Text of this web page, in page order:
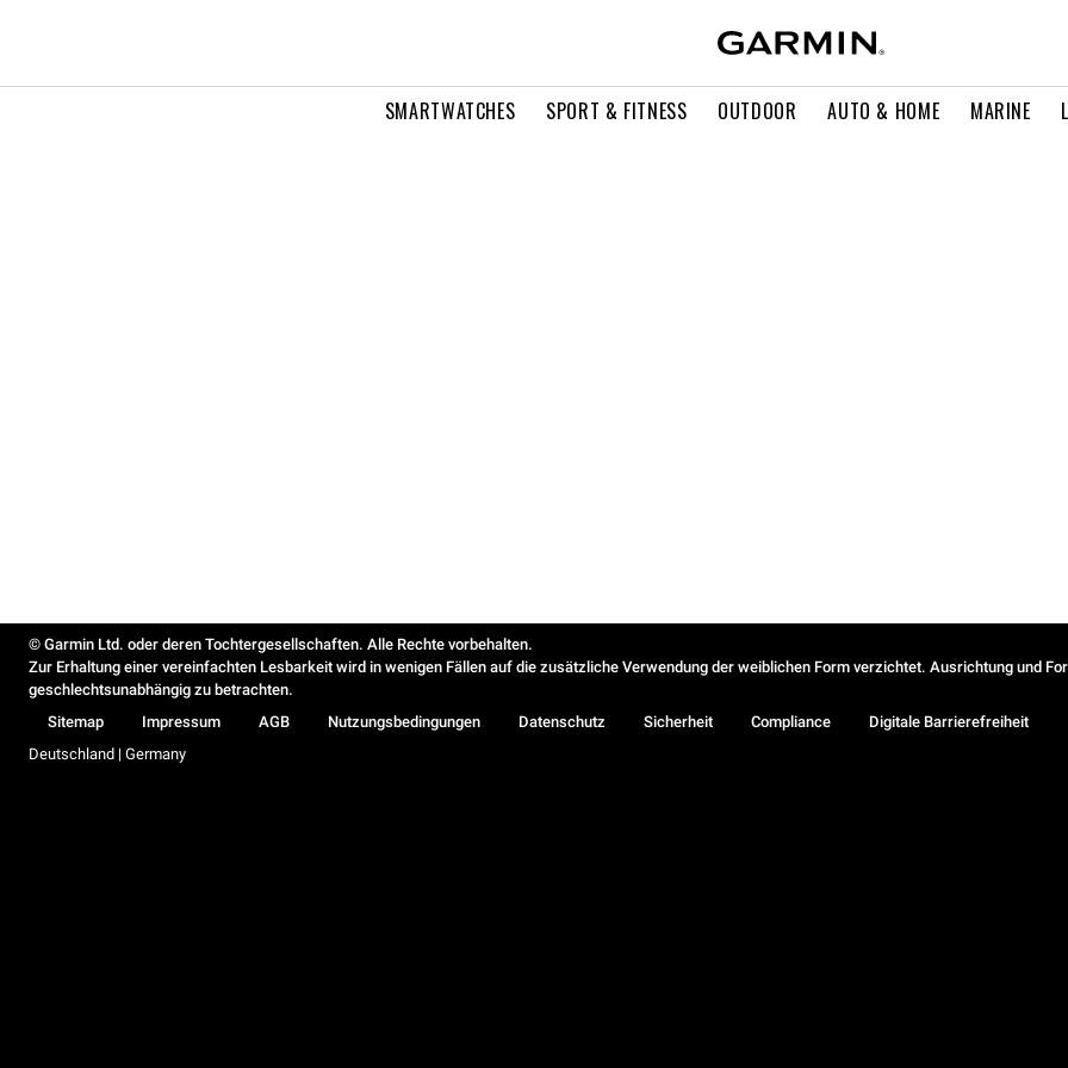
SMARTWATCHES SPORT & FITNESS OUTDOOR AUTO & HOME MARINE
© Garmin Ltd. oder deren Tochtergesellschaften. Alle Rechte vorbehalten.
Zur Erhaltung einer vereinfachten Lesbarkeit wird in wenigen Fällen auf die zusätzliche Verwendung der weiblichen Form verzichtet. Ausrichtung und
geschlechtsunabhängig zu betrachten.
Sitemap
Impressum AGB Nutzungsbedingungen Datenschutz Sicherheit Compliance
Digitale Barrierefreiheit
Deutschland | Germany